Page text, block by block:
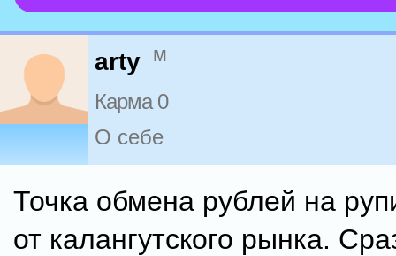
arty м
Карма 0
О себе
Точка обмена рублей на
от калангутского рынка.